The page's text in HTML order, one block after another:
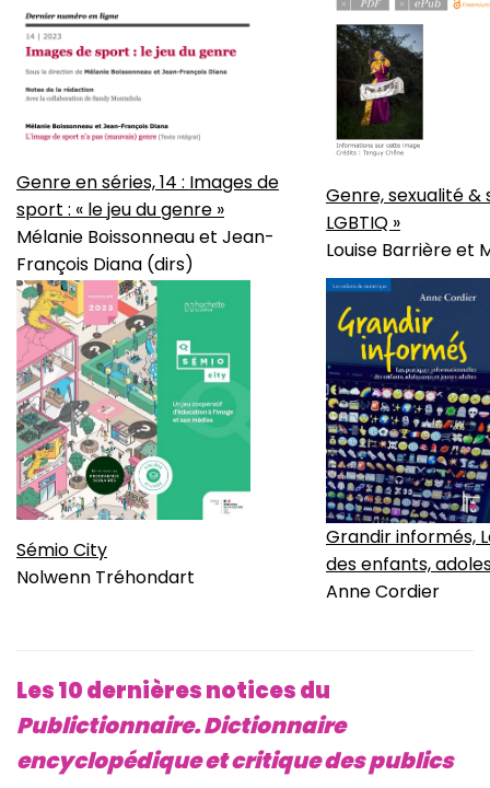
Genre en séries, 14 : Images de
sport : « le jeu du genre »
Mélanie Boissonneau et Jean-
François Diana (dirs)
Genre, sexualité &
LGBTIQ »
Louise Barrière et
Sémio City
Nolwenn Tréhondart
Grandir informés,
des enfants,
Anne Cordier
Les 10 dernières notices du
Publictionnaire. Dictionnaire
encyclopédique et critique des publics